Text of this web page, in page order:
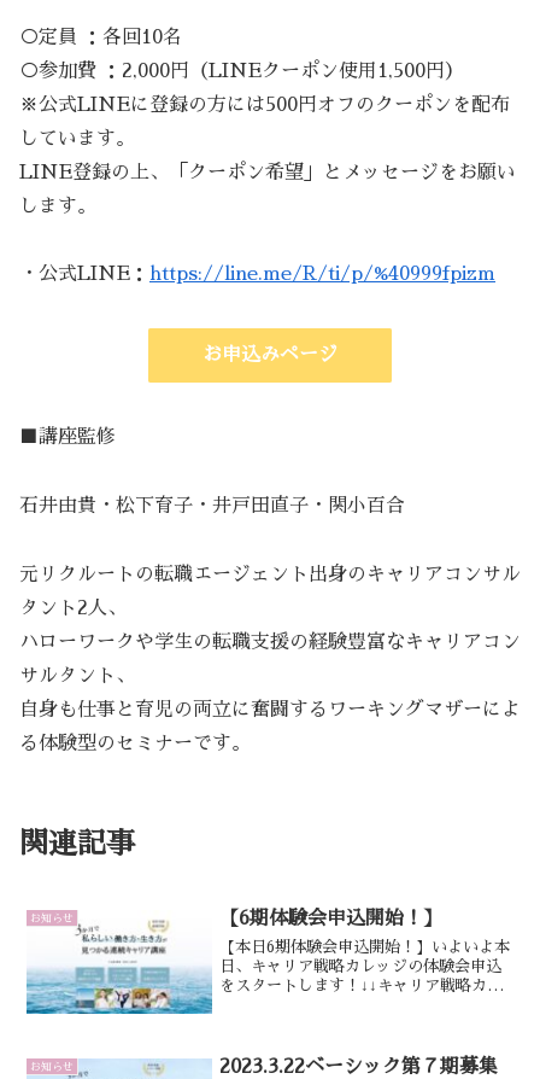
○定員 ：各回10名
○参加費 ：2,000円（LINEクーポン使用1,500円）
※公式LINEに登録の方には500円オフのクーポンを配布
しています。
LINE登録の上、「クーポン希望」とメッセージをお願い
します。
・公式LINE： https://line.me/R/ti/p/%40999fpizm
お申込みページ
■講座監修
石井由貴・松下育子・井戸田直子・関小百合
元リクルートの転職エージェント出身のキャリアコンサル
タント2人、
ハローワークや学生の転職支援の経験豊富なキャリアコン
サルタント、
自身も仕事と育児の両立に奮闘するワーキングマザーによ
る体験型のセミナーです。
関連記事
お知らせ 【6期体験会申込開始！】
【本日6期体験会申込開始！】いよいよ本
日、キャリア戦略カレッジの体験会申込
をスタートします！↓↓キャリア戦略カレ
開発した”私らしい...
お知らせ
2023.3.22ベーシック第７期募集